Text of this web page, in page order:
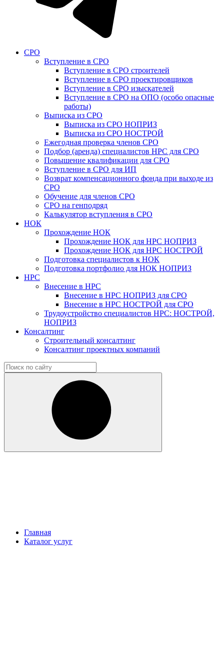
СРО
Вступление в СРО
Вступление в СРО строителей
Вступление в СРО проектировщиков
Вступление в СРО изыскателей
Вступление в СРО на ОПО (особо опасные
работы)
Выписка из СРО
Выписка из СРО НОПРИЗ
Выписка из СРО НОСТРОЙ
Ежегодная проверка членов СРО
Подбор (аренда) специалистов НРС для СРО
Повышение квалификации для СРО
Вступление в СРО для ИП
Возврат компенсационного фонда при выходе из
СРО
Обучение для членов СРО
СРО на генподряд
Калькулятор вступления в СРО
НОК
Прохождение НОК
Прохождение НОК для НРС НОПРИЗ
Прохождение НОК для НРС НОСТРОЙ
Подготовка специалистов к НОК
Подготовка портфолио для НОК НОПРИЗ
НРС
Внесение в НРС
Внесение в НРС НОПРИЗ для СРО
Внесение в НРС НОСТРОЙ для СРО
Трудоустройство специалистов НРС: НОСТРОЙ,
НОПРИЗ
Консалтинг
Строительный консалтинг
Консалтинг проектных компаний
Главная
Каталог услуг